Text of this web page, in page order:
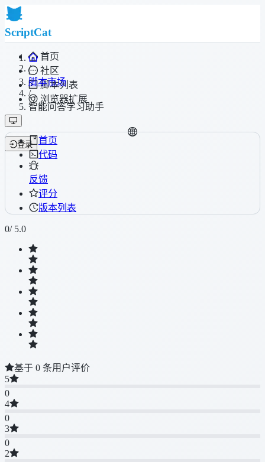
ScriptCat
首页
社区
脚本列表
浏览器扩展
登录
/
脚本市场
/
智能问答学习助手
首页
代码
反馈
评分
版本列表
0/ 5.0
基于 0 条用户评价
5
0
4
0
3
0
2